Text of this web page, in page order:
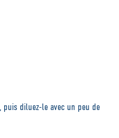
puis diluez-le avec un peu de